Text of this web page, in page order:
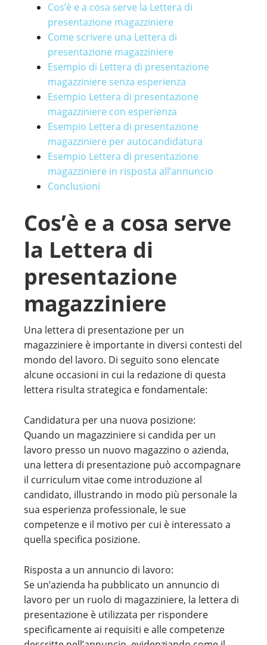
Cos’è e a cosa serve la Lettera di
presentazione magazziniere
Come scrivere una Lettera di
presentazione magazziniere
Esempio di Lettera di presentazione
magazziniere senza esperienza
Esempio Lettera di presentazione
magazziniere con esperienza
Esempio Lettera di presentazione
magazziniere per autocandidatura
Esempio Lettera di presentazione
magazziniere in risposta all’annuncio
Conclusioni
Cos’è e a cosa serve
la Lettera di
presentazione
magazziniere
Una lettera di presentazione per un
magazziniere è importante in diversi contesti del
mondo del lavoro. Di seguito sono elencate
alcune occasioni in cui la redazione di questa
lettera risulta strategica e fondamentale:
Candidatura per una nuova posizione:
Quando un magazziniere si candida per un
lavoro presso un nuovo magazzino o azienda,
una lettera di presentazione può accompagnare
il curriculum vitae come introduzione al
candidato, illustrando in modo più personale la
sua esperienza professionale, le sue
competenze e il motivo per cui è interessato a
quella specifica posizione.
Risposta a un annuncio di lavoro:
Se un’azienda ha pubblicato un annuncio di
lavoro per un ruolo di magazziniere, la lettera di
presentazione è utilizzata per rispondere
specificamente ai requisiti e alle competenze